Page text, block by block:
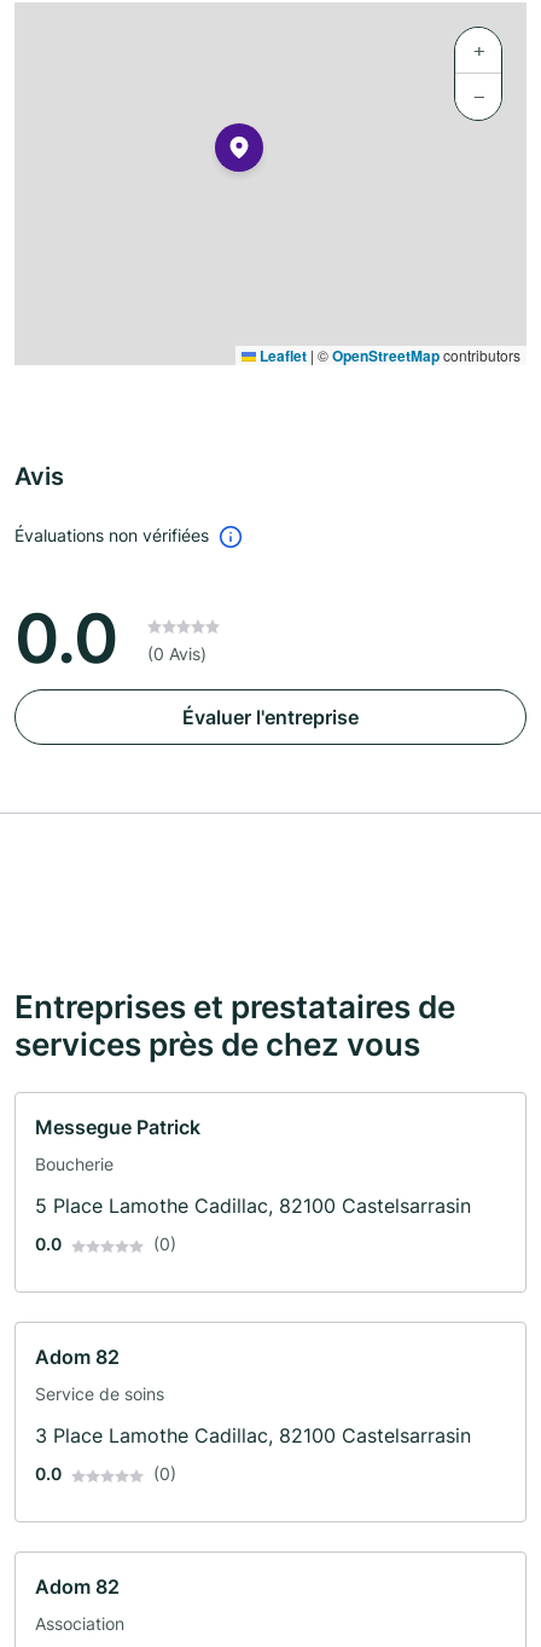
+
−
Leaflet | ©OpenStreetMapcontributors
Avis
Évaluations non vérifiées
0.0 (0 Avis)
Évaluer l'entreprise
Entreprises et prestataires de
services près de chez vous
Messegue Patrick
Boucherie
5 Place Lamothe Cadillac, 82100 Castelsarrasin
0.0 (0)
Adom 82
Service de soins
3 Place Lamothe Cadillac, 82100 Castelsarrasin
0.0 (0)
Adom 82
Association